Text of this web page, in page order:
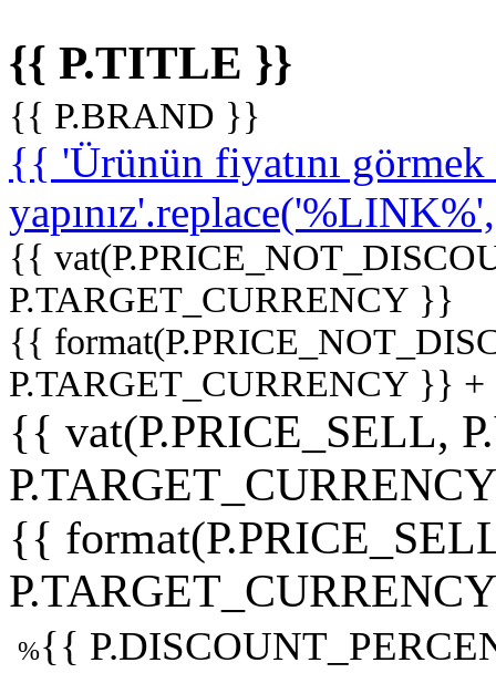
{{ P.TITLE }}
{{ P.BRAND }}
{{ 'Ürünün fiyatını
{{
P.TARGET_CURRENCY }}
{{
P.TARGET_CURRENCY }}
{{ vat(P.PRICE_SELL,
{{
%{{